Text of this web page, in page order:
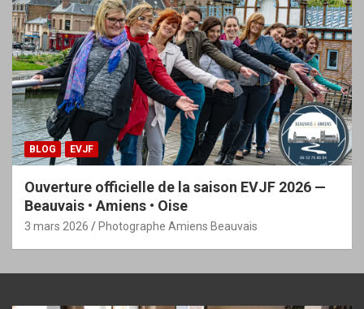
BLOG EVJF
Ouverture officielle de la saison EVJF 2026 —
Beauvais • Amiens • Oise
3 mars 2026 Photographe Amiens Beauvais